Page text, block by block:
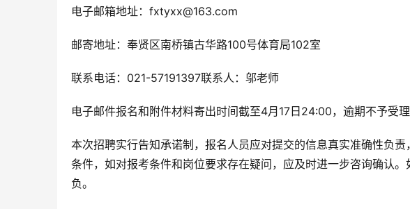
电子邮箱地址：fxtyxx@163.com
邮寄地址：奉贤区南桥镇古华路100号体育局102室
联系电话：021-57191397联系人：邬老师
电子邮件报名和附件材料寄出时间截至4月17日24:00，逾期不予受理
本次招聘实行告知承诺制，报名人员应对提交的信息真实准确性负
条件，如对报考条件和岗位要求存在疑问，应及时进一步咨询确认
负。